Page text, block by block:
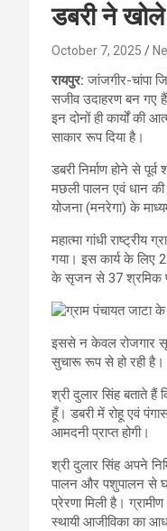
डबरी ने
October 7, 2025
रायपुर: जांजगीर-चांपा
सजीव उदाहरण बन गए
इन दोनों ही कार्यों की
साकार रूप दिया है।
डबरी निर्माण होने से
मछली पालन एवं धान की
योजना (मनरेगा) के
महात्मा गांधी राष्ट्रीय
गया। इस कार्य के लिए
के सृजन से 37 श्रमिक
इससे न केवल रोजगार
सुचारू रूप से हो रही है।
श्री दुलार सिंह बताते हैं
हूँ। डबरी में रोहू एवं
आमदनी प्राप्त होगी।
श्री दुलार सिंह अपने
पालन और पशुपालन से
प्रेरणा मिली है।
स्थायी आजीविका का